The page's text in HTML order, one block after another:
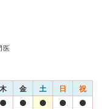
医
木 金 土 日 祝